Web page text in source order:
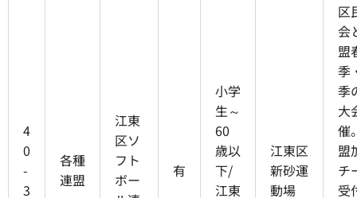
4
0
-
3
各種
連盟
江東
区ソ
フト
ボー
有
小学
生～
60
歳以
下/
江東
江東区
新砂運
動場
区
会
盟
季
季
大
催
盟
チ
受